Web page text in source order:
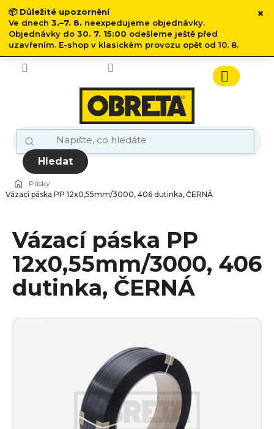
📦 Důležité upozornění
Ve dnech 3.–7. 8. neexpedujeme objednávky.
Objednávky do 30. 7. 15:00 odešleme ještě před
uzavřením. E-shop v klasickém provozu opět od 10. 8.
×
Přejít
obsah
Hledat
Nákupní
košík
Pásky
Vázací páska PP 12x0,55mm/3000, 406 dutinka, ČERNÁ
Vázací páska PP
12x0,55mm/3000, 406
dutinka, ČERNÁ